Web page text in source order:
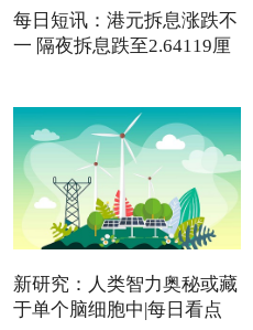
每日短讯：港元拆息涨跌不
一 隔夜拆息跌至2.64119厘
新研究：人类智力奥秘或藏
于单个脑细胞中|每日看点